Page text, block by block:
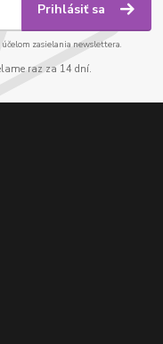
Prihlásiť sa
účelom zasielania newslettera.
raz za 14 dní.